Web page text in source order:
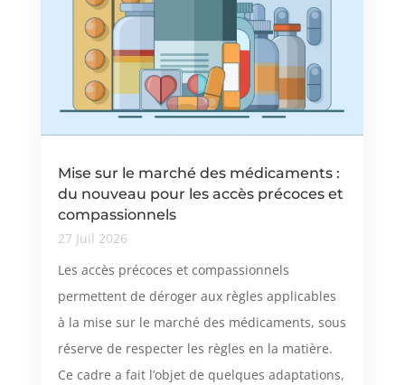
Mise sur le marché des médicaments :
du nouveau pour les accès précoces et
compassionnels
27 Juil 2026
Les accès précoces et compassionnels
permettent de déroger aux règles applicables
à la mise sur le marché des médicaments, sous
réserve de respecter les règles en la matière.
Ce cadre a fait l’objet de quelques adaptations,